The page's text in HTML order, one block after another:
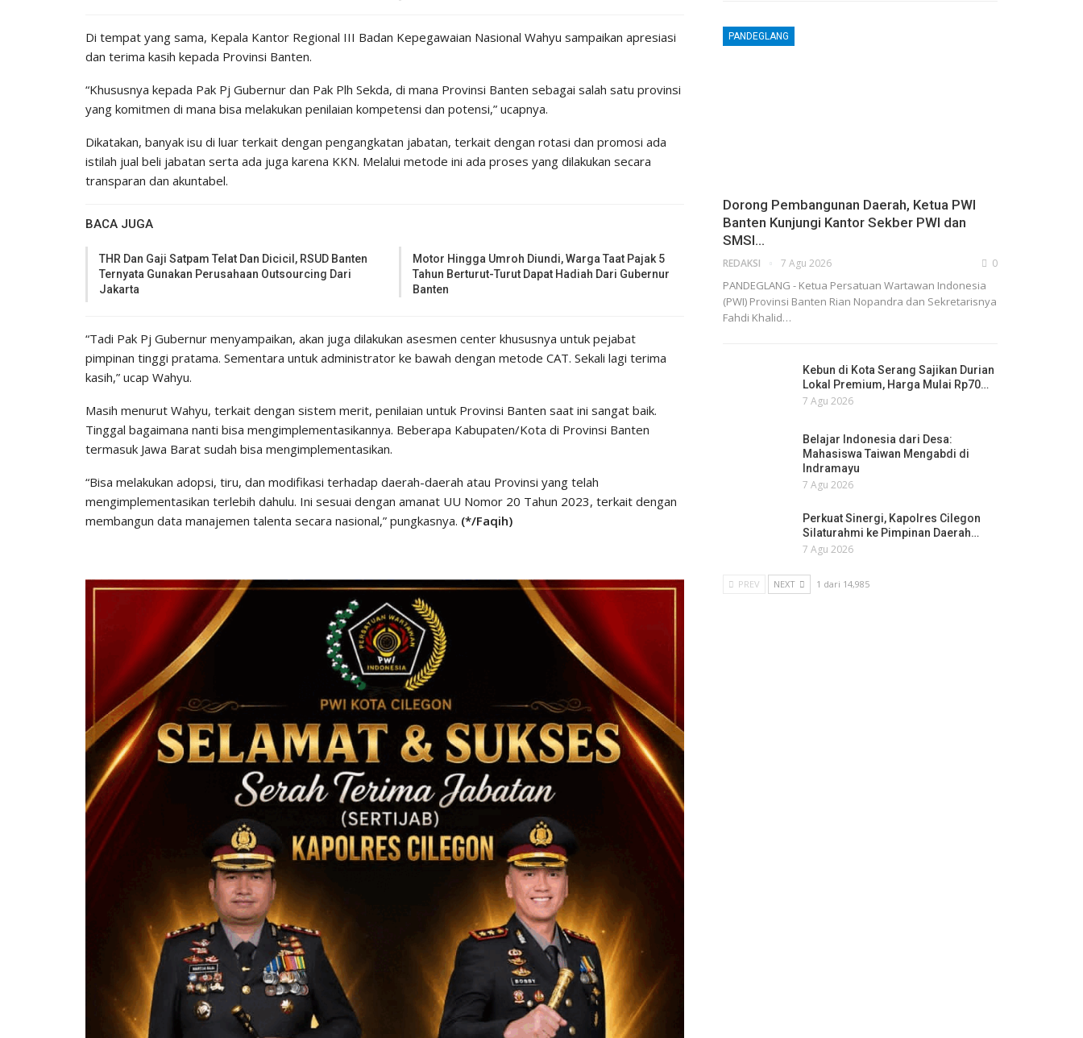
Di tempat yang sama, Kepala Kantor Regional III Badan Kepegawaian Nasional Wahyu sampaikan apresiasi
dan terima kasih kepada Provinsi Banten.
“Khususnya kepada Pak Pj Gubernur dan Pak Plh Sekda, di mana Provinsi Banten sebagai salah satu provinsi
yang komitmen di mana bisa melakukan penilaian kompetensi dan potensi,” ucapnya.
Dikatakan, banyak isu di luar terkait dengan pengangkatan jabatan, terkait dengan rotasi dan promosi ada
istilah jual beli jabatan serta ada juga karena KKN. Melalui metode ini ada proses yang dilakukan secara
transparan dan akuntabel.
BACA JUGA
THR Dan Gaji Satpam Telat Dan Dicicil, RSUD Banten
Ternyata Gunakan Perusahaan Outsourcing Dari
Jakarta
Motor Hingga Umroh Diundi, Warga Taat Pajak 5
Tahun Berturut-Turut Dapat Hadiah Dari Gubernur
Banten
“Tadi Pak Pj Gubernur menyampaikan, akan juga dilakukan asesmen center khususnya untuk pejabat
pimpinan tinggi pratama. Sementara untuk administrator ke bawah dengan metode CAT. Sekali lagi terima
kasih,” ucap Wahyu.
Masih menurut Wahyu, terkait dengan sistem merit, penilaian untuk Provinsi Banten saat ini sangat baik.
Tinggal bagaimana nanti bisa mengimplementasikannya. Beberapa Kabupaten/Kota di Provinsi Banten
termasuk Jawa Barat sudah bisa mengimplementasikan.
“Bisa melakukan adopsi, tiru, dan modifikasi terhadap daerah-daerah atau Provinsi yang telah
mengimplementasikan terlebih dahulu. Ini sesuai dengan amanat UU Nomor 20 Tahun 2023, terkait dengan
membangun data manajemen talenta secara nasional,” pungkasnya. (*/Faqih)
PANDEGLANG
Dorong Pembangunan Daerah, Ketua PWI
Banten Kunjungi Kantor Sekber PWI dan
SMSI…
REDAKSI 7 Agu 2026 0
PANDEGLANG - Ketua Persatuan Wartawan Indonesia
(PWI) Provinsi Banten Rian Nopandra dan Sekretarisnya
Fahdi Khalid…
Kebun di Kota Serang Sajikan Durian
Lokal Premium, Harga Mulai Rp70…
7 Agu 2026
Belajar Indonesia dari Desa:
Mahasiswa Taiwan Mengabdi di
Indramayu
7 Agu 2026
Perkuat Sinergi, Kapolres Cilegon
Silaturahmi ke Pimpinan Daerah…
7 Agu 2026
PREV NEXT 1 dari 14,985